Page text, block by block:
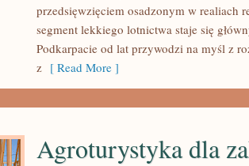
SUBORBITALNE
przedsięwzięciem osadzonym w realiach
segment lekkiego lotnictwa staje się
Podkarpacie od lat przywodzi na myśl z
z [ Read More ]
Agroturystyka dla